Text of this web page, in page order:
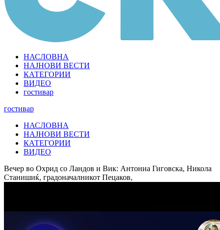
НАСЛОВНА
НАЈНОВИ ВЕСТИ
КАТЕГОРИИ
ВИДЕО
гостивар
гостивар
НАСЛОВНА
НАЈНОВИ ВЕСТИ
КАТЕГОРИИ
ВИДЕО
Вечер во Охрид со Ландов и Вик: Антониа Гиговска, Никола
Станишиќ, градоначалникот Пецаков,